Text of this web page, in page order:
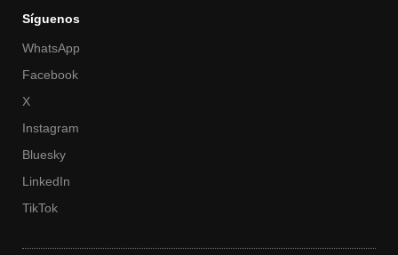
Síguenos
WhatsApp
Facebook
X
Instagram
Bluesky
LinkedIn
TikTok